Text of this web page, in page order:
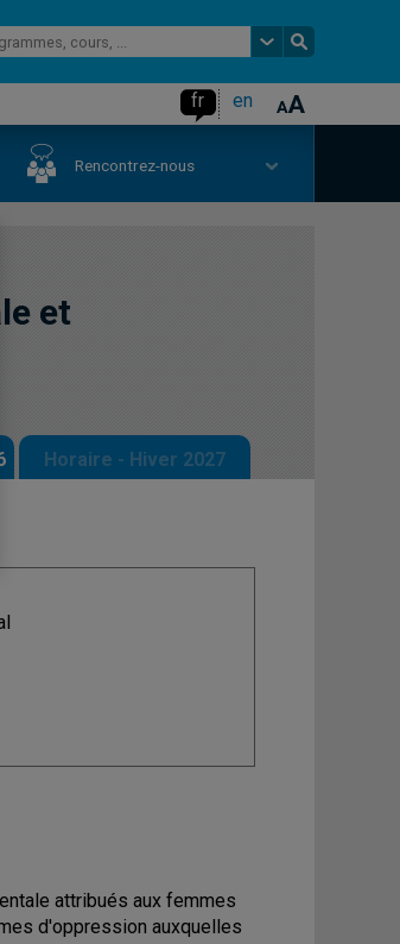
fr en
Rencontrez-nous
et
Horaire - Hiver 2027
attribués aux femmes
d'oppression auxquelles